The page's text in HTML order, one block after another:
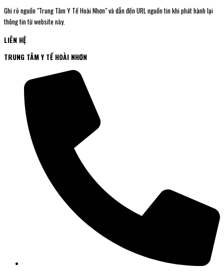
Ghi rõ nguồn "Trung Tâm Y Tế Hoài Nhơn" và dẫn đến URL nguồn tin khi phát hành lại
thông tin từ website này.
LIÊN HỆ
TRUNG TÂM Y TẾ HOÀI NHƠN